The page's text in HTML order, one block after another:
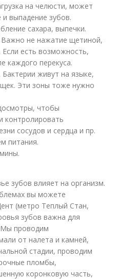
на челюсти, может
выпадение зубов.
сахара, выпечки.
Важно не нажатие щетиной,
Если есть возможность,
каждого перекуса.
живут на языке,
Эти зоны тоже нужно
чтобы
контролировать
сосудов и сердца и пр.
питания.
зубов влияет на организм.
вы можете
(метро Теплый Стан,
зубов важна для
Мы проводим
от налета и камней,
стадии, проводим
пломбы,
коронковую часть,